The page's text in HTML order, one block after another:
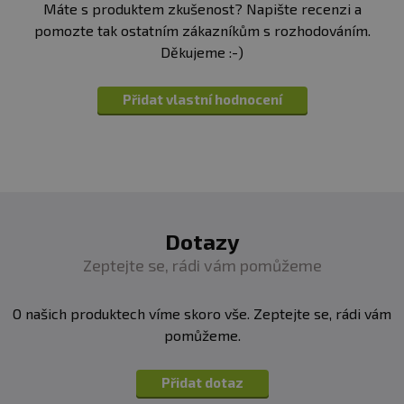
KDY JE NEJLEPŠÍ TEST-X UŽÍVAT?
5 kapslí denně ráno k snídani, zapít dostatečným
JAK DLOUHO MOHU PRODUKT UŽÍVAT?
další produkty obsahující zinek.
OBSAHUJE KOFEIN NEBO STIMULANTY?
PRO KOHO NENÍ PRODUKT VHODNÝ?
Máte s produktem zkušenost? Napište recenzi a
pomozte tak ostatním zákazníkům s rozhodováním.
Děkujeme :-)
Přidat vlastní hodnocení
Dotazy
Zeptejte se, rádi vám pomůžeme
O našich produktech víme skoro vše. Zeptejte se, rádi vám
pomůžeme.
Přidat dotaz